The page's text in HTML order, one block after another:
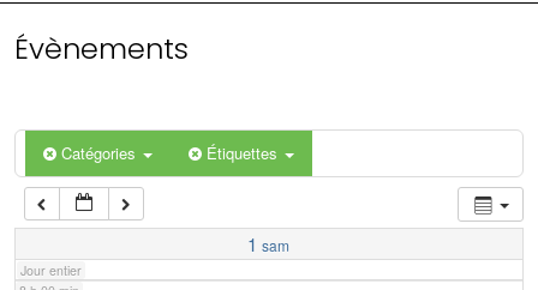
Évènements
Catégories Étiquettes
1 sam
Jour entier
6 h 00 min
7 h 00 min